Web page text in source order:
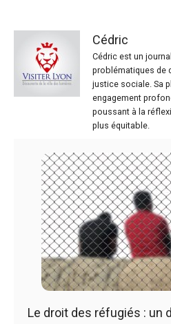
Cédric
Cédric est un
problématiques de
justice sociale. Sa
engagement
poussant à la
plus équitable.
Le droit des réfugiés : un